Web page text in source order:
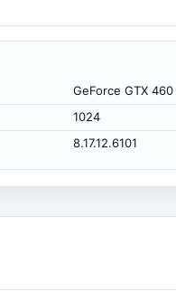
GeForce GTX 460
1024
8.17.12.6101